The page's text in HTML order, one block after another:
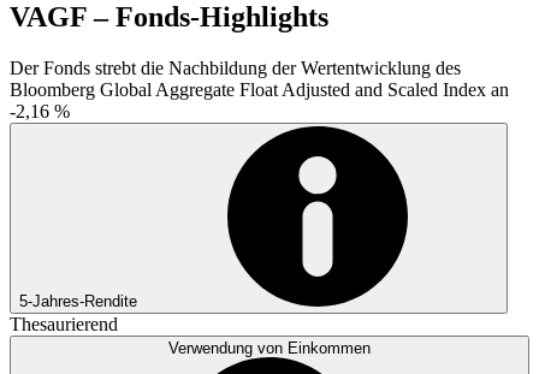
VAGF – Fonds-Highlights
Der Fonds strebt die Nachbildung der Wertentwicklung des
Bloomberg Global Aggregate Float Adjusted and Scaled Index an
-2,16 %
5-Jahres-Rendite
Thesaurierend
Verwendung von Einkommen